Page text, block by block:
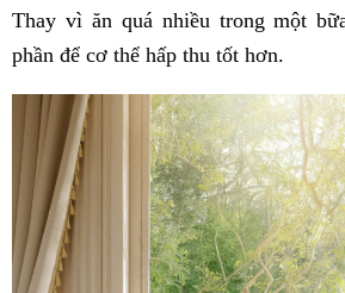
Thay vì ăn quá nhiều trong một
phần để cơ thể hấp thu tốt hơn.